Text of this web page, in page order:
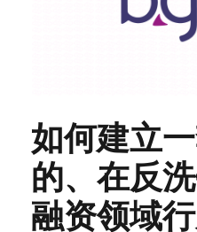
如何建立
的、在反
融资领域